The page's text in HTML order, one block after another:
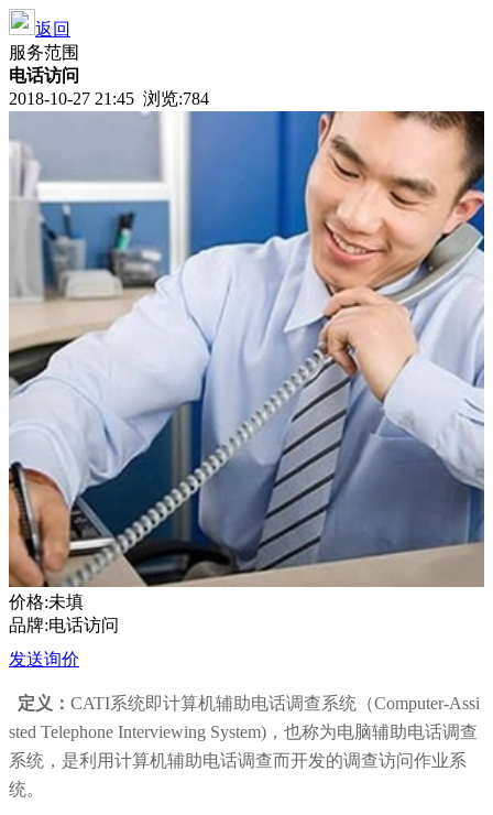
返回
服务范围
电话访问
2018-10-27 21:45 浏览:784
价格:未填
品牌:电话访问
发送询价
定义： CATI系统即计算机辅助电话调查系统（Computer-Assi
sted Telephone Interviewing System)，也称为电脑辅助电话调查
系统，是利用计算机辅助电话调查而开发的调查访问作业系
统。